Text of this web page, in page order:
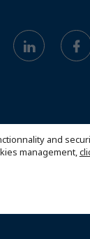
and
management,